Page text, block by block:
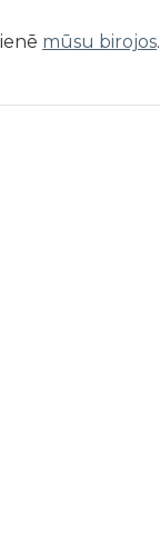
mūsu birojos.